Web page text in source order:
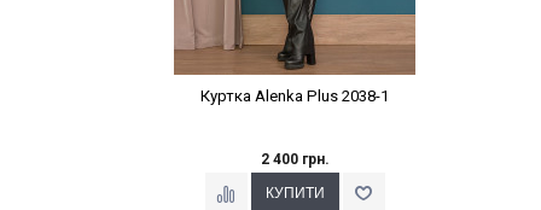
Куртка Alenka Plus 2038-1
2 400 грн.